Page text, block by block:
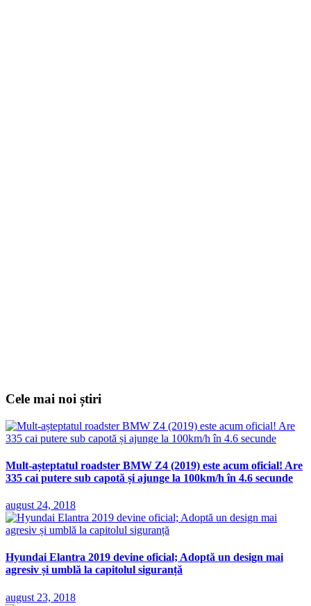
Cele mai noi știri
Mult-așteptatul roadster BMW Z4 (2019) este acum oficial! Are
335 cai putere sub capotă și ajunge la 100km/h în 4.6 secunde
august 24, 2018
Hyundai Elantra 2019 devine oficial; Adoptă un design mai
agresiv și umblă la capitolul siguranță
august 23, 2018